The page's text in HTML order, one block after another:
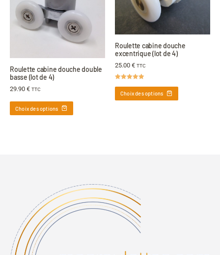
Roulette cabine douche double
basse (lot de 4)
29.90 € TTC
Choix des options
Roulette cabine douche
excentrique (lot de 4)
25.00 € TTC
Choix des options